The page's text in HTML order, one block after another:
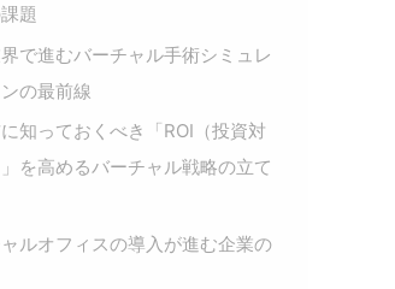
題
で進むバーチャル手術シミュレ
の最前線
知っておくべき「ROI（投資対
を高めるバーチャル戦略の立て
ルオフィスの導入が進む企業の